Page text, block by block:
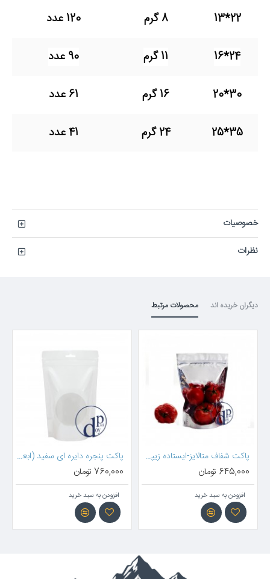
22*13 8 گرم 120 عدد
24*16 11 گرم 90 عدد
30*20 16 گرم 61 عدد
35*25 24 گرم 41 عدد
خصوصیات
نظرات
دیگران خریده اند محصولات مرتبط
پاکت شفاف متالایز-ایستاده زیپدار ( 18*13 سانتیمتر )
645,000 تومان
افزودن به سبد خرید
پاکت پنجره دایره ای سفید (ابعاد 17*11سانتیمتر)
760,000 تومان
افزودن به سبد خرید